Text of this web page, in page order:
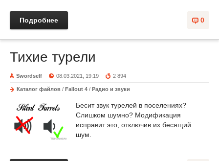
0
Подробнее
Тихие турели
Swordself 08.03.2021, 19:19 2 894
Каталог файлов / Fallout 4 / Радио и звуки
Бесит звук турелей в поселениях?
Слишком шумно? Модификация
исправит это, отключив их бесящий
шум.